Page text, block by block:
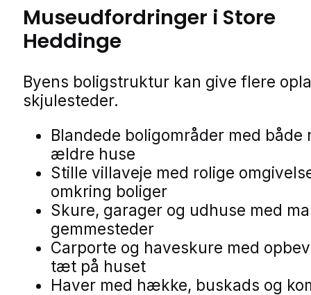
Museudfordringer i Store
Heddinge
Byens boligstruktur kan give flere
skjulesteder.
Blandede boligområder med både
ældre huse
Stille villaveje med rolige
omkring boliger
Skure, garager og udhuse med
gemmesteder
Carporte og haveskure med
tæt på huset
Haver med hække, buskads og